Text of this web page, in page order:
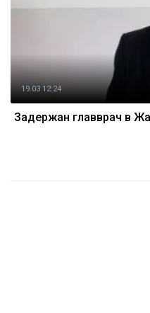
19.03 12:24
Задержан главврач в